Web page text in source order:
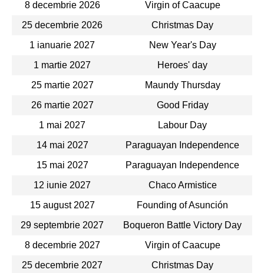
8 decembrie 2026
Virgin of Caacupe
25 decembrie 2026
Christmas Day
1 ianuarie 2027
New Year's Day
1 martie 2027
Heroes' day
25 martie 2027
Maundy Thursday
26 martie 2027
Good Friday
1 mai 2027
Labour Day
14 mai 2027
Paraguayan Independence
15 mai 2027
Paraguayan Independence
12 iunie 2027
Chaco Armistice
15 august 2027
Founding of Asunción
29 septembrie 2027
Boqueron Battle Victory Day
8 decembrie 2027
Virgin of Caacupe
25 decembrie 2027
Christmas Day